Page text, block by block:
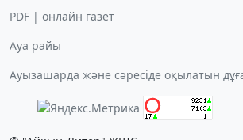
PDF | онлайн газет
Ауа райы
Ауызашарда және сәресіде оқылатын